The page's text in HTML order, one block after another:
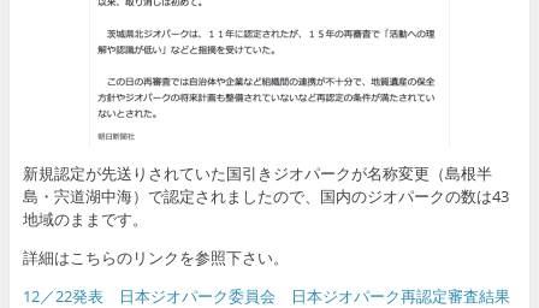
新規認定が先送りされていた国引きジオパークが名称変更（島根半
島・宍道湖中海）で認定されましたので、国内のジオパークの数は43
地域のままです。
詳細はこちらのリンクを参照下さい。
12／22発表 日本ジオパーク委員会 日本ジオパーク再認定審査結果